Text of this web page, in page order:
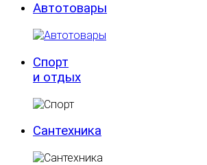
Автотовары
Спорт
и отдых
Сантехника